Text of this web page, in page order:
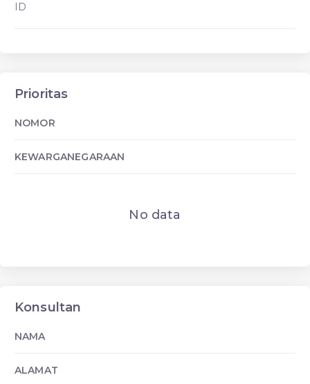
ID
Prioritas
NOMOR
KEWARGANEGARAAN
No data
Konsultan
NAMA
ALAMAT